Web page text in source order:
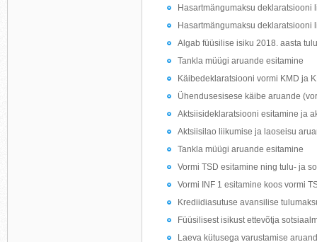
Hasartmängumaksu deklaratsiooni
Hasartmängumaksu deklaratsiooni
Algab füüsilise isiku 2018. aasta
Tankla müügi aruande esitamine
Käibedeklaratsiooni vormi KMD ja
Ühendusesisese käibe aruande
Aktsiisideklaratsiooni esitamine ja
Aktsiisilao liikumise ja laoseisu
Tankla müügi aruande esitamine
Vormi TSD esitamine ning tulu- ja
Vormi INF 1 esitamine koos vormi
Krediidiasutuse avansilise
Füüsilisest isikust ettevõtja
Laeva kütusega varustamise